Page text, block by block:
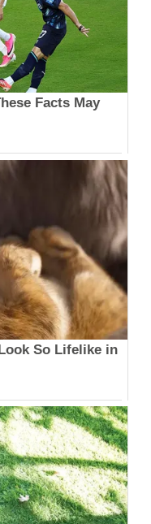
Facts May
So Lifelike in